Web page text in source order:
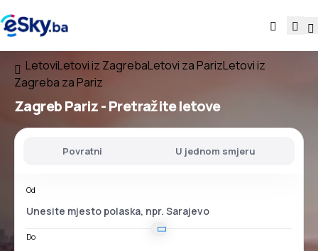
LetoviLetovi iz ZagrebaLetovi za ParizLetovi iz
Zagreba za Pariz
Zagreb Pariz- Pretražite letove
Povratni U jednom smjeru
Od
Do